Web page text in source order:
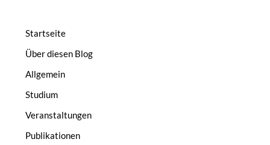
Startseite
Über diesen Blog
Allgemein
Studium
Veranstaltungen
Publikationen